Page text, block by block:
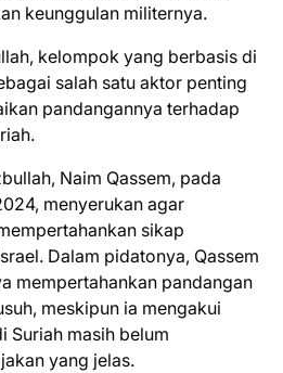
keunggulan militernya.
kelompok yang berbasis di
salah satu aktor penting
pandangannya terhadap
Naim Qassem, pada
menyerukan agar
sikap
Dalam pidatonya, Qassem
mempertahankan pandangan
meskipun ia mengakui
Suriah masih belum
yang jelas.